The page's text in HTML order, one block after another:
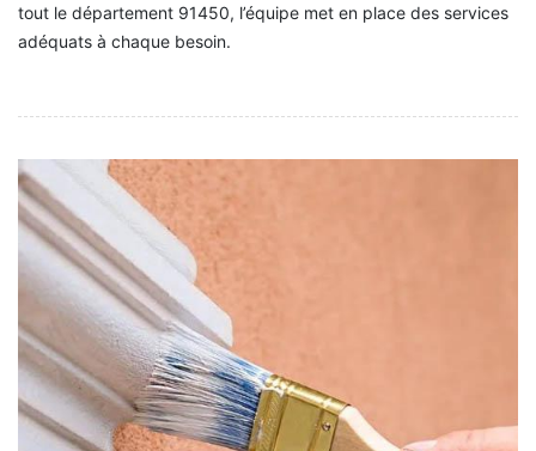
tout le département 91450, l’équipe met en place des services
adéquats à chaque besoin.